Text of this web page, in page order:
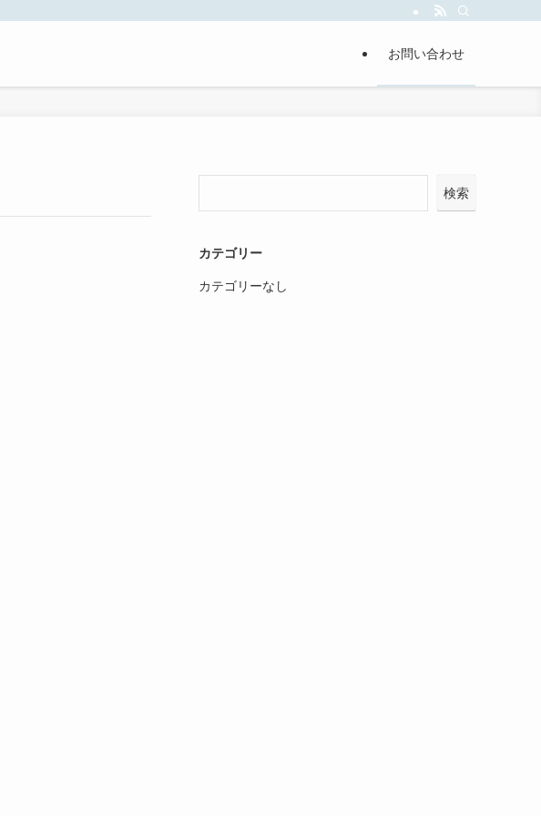
お問い合わせ
検索
カテゴリー
カテゴリーなし